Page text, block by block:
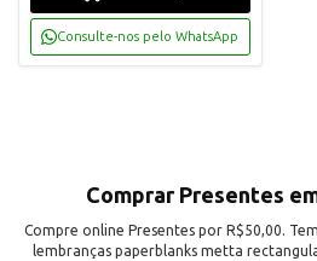
Consulte-nos pelo WhatsApp
Comprar Presentes
Compre online Presentes por R$50,00.
lembranças paperblanks metta